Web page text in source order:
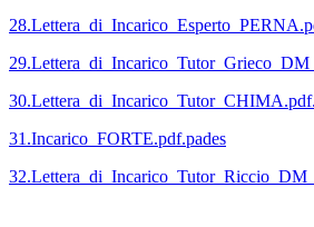
31.Incarico_FORTE.pdf.pades